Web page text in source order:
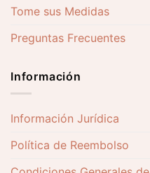
Tome sus Medidas
Preguntas Frecuentes
Información
Información Jurídica
Política de Reembolso